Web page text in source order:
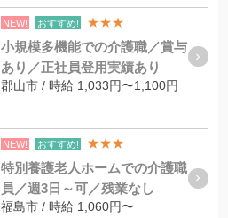
NEW! おすすめ! ★★★
小規模多機能での介護職／賞与
あり／正社員登用実績あり
郡山市 / 時給 1,033円〜1,100円
NEW! おすすめ! ★★★
特別養護老人ホームでの介護職
員／週3日～可／残業なし
福島市 / 時給 1,060円〜